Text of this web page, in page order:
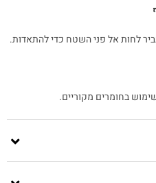
לחות אל פני השטח כדי להתאדות.
בחומרים מקוריים.